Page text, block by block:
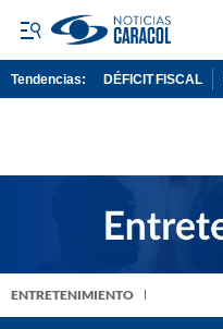
Tendencias: DÉFICIT FISCAL
ENTRETENIMIENTO